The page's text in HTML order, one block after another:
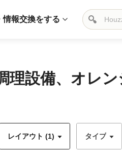
情報交換をする
設備、オレ
レイアウト (1) タイプ